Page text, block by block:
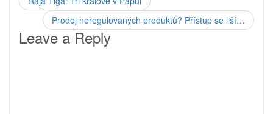
Prodej neregulovaných produktů? Přístup se liší…
Leave a Reply